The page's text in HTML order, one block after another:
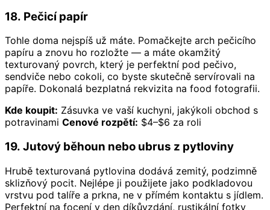
18. Pečicí papír
Tohle doma nejspíš už máte. Pomačkejte arch pečicího
papíru a znovu ho rozložte — a máte okamžitý
texturovaný povrch, který je perfektní pod pečivo,
sendviče nebo cokoli, co byste skutečně servírovali na
papíře. Dokonalá bezplatná rekvizita na food fotografii.
Kde koupit: Zásuvka ve vaší kuchyni, jakýkoli obchod s
potravinami Cenové rozpětí: $4–$6 za roli
19. Jutový běhoun nebo ubrus z pytloviny
Hrubě texturovaná pytlovina dodává zemitý, podzimně
sklizňový pocit. Nejlépe ji použijete jako podkladovou
vrstvu pod talíře a prkna, ne v přímém kontaktu s jídlem.
Perfektní na focení v den díkůvzdání, rustikální fotky